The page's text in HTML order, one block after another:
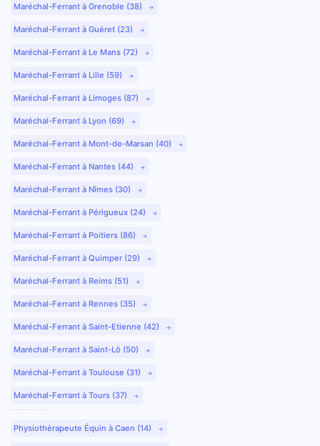
Maréchal-Ferrant à Grenoble (38)
Maréchal-Ferrant à Guéret (23)
Maréchal-Ferrant à Le Mans (72)
Maréchal-Ferrant à Lille (59)
Maréchal-Ferrant à Limoges (87)
Maréchal-Ferrant à Lyon (69)
Maréchal-Ferrant à Mont-de-Marsan (40)
Maréchal-Ferrant à Nantes (44)
Maréchal-Ferrant à Nîmes (30)
Maréchal-Ferrant à Périgueux (24)
Maréchal-Ferrant à Poitiers (86)
Maréchal-Ferrant à Quimper (29)
Maréchal-Ferrant à Reims (51)
Maréchal-Ferrant à Rennes (35)
Maréchal-Ferrant à Saint-Etienne (42)
Maréchal-Ferrant à Saint-Lô (50)
Maréchal-Ferrant à Toulouse (31)
Maréchal-Ferrant à Tours (37)
Physiothérapeute Équin à Caen (14)